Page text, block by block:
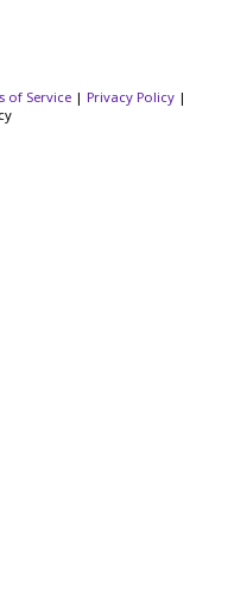
of Service| Privacy Policy|